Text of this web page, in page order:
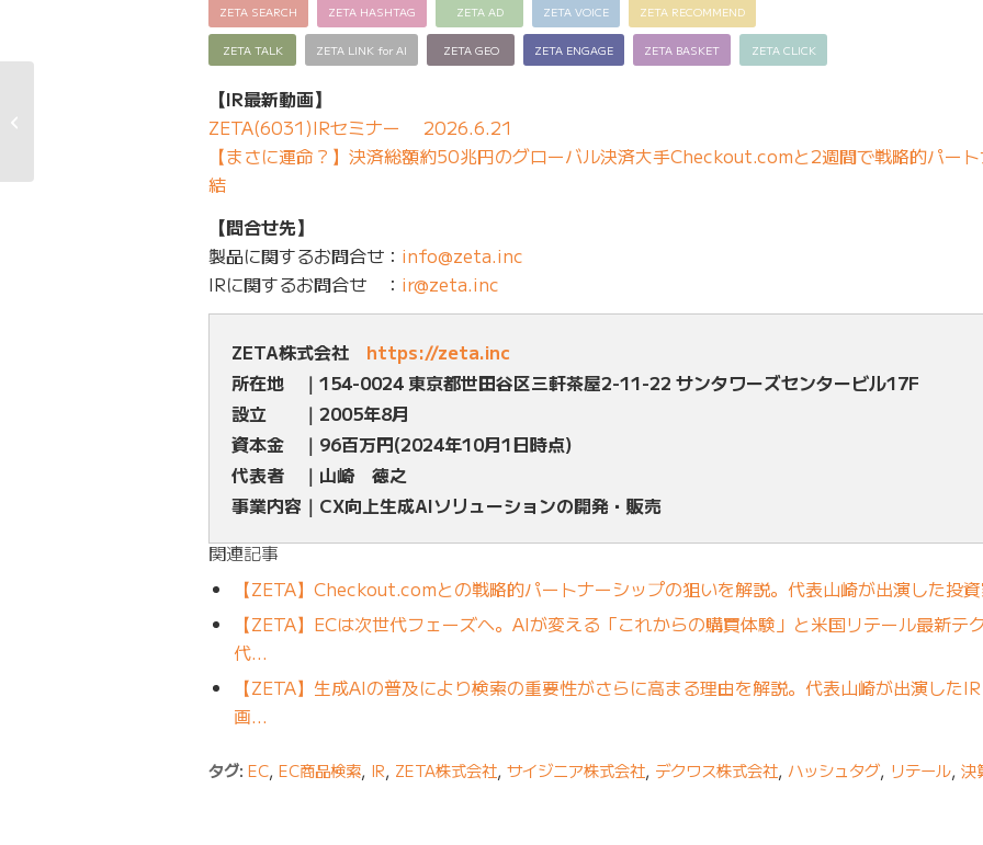
ZETA SEARCH ZETA HASHTAG ZETA AD ZETA VOICE ZETA RECOMMEND
ZETA TALK ZETA LINK for AI ZETA GEO ZETA ENGAGE ZETA BASKET ZETA CLICK
【IR最新動画】
ZETA(6031)IRセミナー 2026.6.21
【まさに運命？】決済総額約50兆円のグローバル決済大手Checkout.comと2週間で戦略的パー
結
【問合せ先】
製品に関するお問合せ： info@zeta.inc
IRに関するお問合せ ： ir@zeta.inc
ZETA株式会社 https://zeta.inc
所在地 ｜154-0024 東京都世田谷区三軒茶屋2-11-22 サンタワーズセンタービル17F
設立 ｜2005年8月
資本金 ｜96百万円(2024年10月1日時点)
代表者 ｜山崎 徳之
事業内容｜CX向上生成AIソリューションの開発・販売
関連記事
【ZETA】Checkout.comとの戦略的パートナーシップの狙いを解説。代表山崎が出演した投
【ZETA】ECは次世代フェーズへ。AIが変える「これからの購買体験」と米国リテール最新テ
代…
【ZETA】生成AIの普及により検索の重要性がさらに高まる理由を解説。代表山崎が出演した
画…
タグ: EC, EC商品検索, IR, ZETA株式会社, サイジニア株式会社, デクワス株式会社, ハッシュタグ, リテール, 決